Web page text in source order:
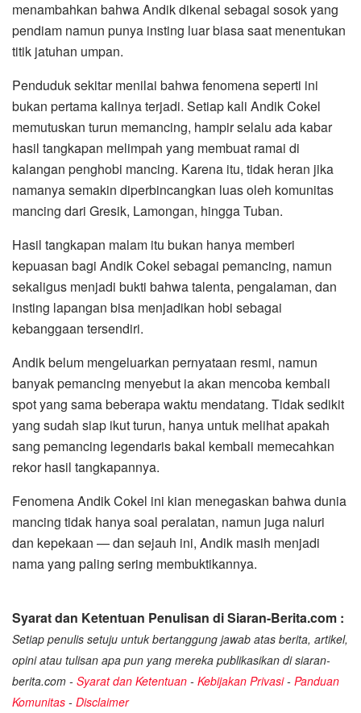
menambahkan bahwa Andik dikenal sebagai sosok yang
pendiam namun punya insting luar biasa saat menentukan
titik jatuhan umpan.
Penduduk sekitar menilai bahwa fenomena seperti ini
bukan pertama kalinya terjadi. Setiap kali Andik Cokel
memutuskan turun memancing, hampir selalu ada kabar
hasil tangkapan melimpah yang membuat ramai di
kalangan penghobi mancing. Karena itu, tidak heran jika
namanya semakin diperbincangkan luas oleh komunitas
mancing dari Gresik, Lamongan, hingga Tuban.
Hasil tangkapan malam itu bukan hanya memberi
kepuasan bagi Andik Cokel sebagai pemancing, namun
sekaligus menjadi bukti bahwa talenta, pengalaman, dan
insting lapangan bisa menjadikan hobi sebagai
kebanggaan tersendiri.
Andik belum mengeluarkan pernyataan resmi, namun
banyak pemancing menyebut ia akan mencoba kembali
spot yang sama beberapa waktu mendatang. Tidak sedikit
yang sudah siap ikut turun, hanya untuk melihat apakah
sang pemancing legendaris bakal kembali memecahkan
rekor hasil tangkapannya.
Fenomena Andik Cokel ini kian menegaskan bahwa dunia
mancing tidak hanya soal peralatan, namun juga naluri
dan kepekaan — dan sejauh ini, Andik masih menjadi
nama yang paling sering membuktikannya.
Syarat dan Ketentuan Penulisan di Siaran-Berita.com :
Setiap penulis setuju untuk bertanggung jawab atas berita, artikel,
opini atau tulisan apa pun yang mereka publikasikan di siaran-
berita.com - Syarat dan Ketentuan - Kebijakan Privasi- Panduan
Komunitas - Disclaimer